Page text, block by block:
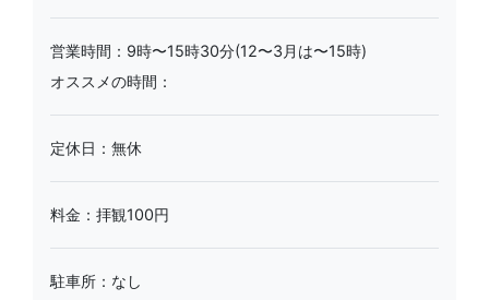
営業時間：9時〜15時30分(12〜3月は〜15時)
オススメの時間：
定休日：無休
料金：拝観100円
駐車所：なし